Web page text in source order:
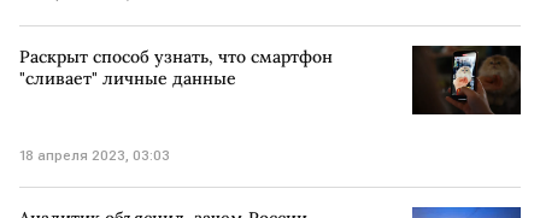
Раскрыт способ узнать, что смартфон
"сливает" личные данные
18 апреля 2023, 03:03